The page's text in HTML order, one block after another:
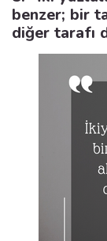
benzer; bir
diğer tarafı